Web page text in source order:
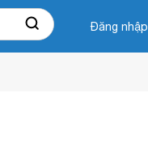
Đăng nhập